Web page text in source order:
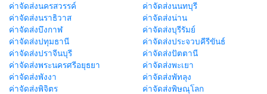
ค่าจัดส่งนครสวรรค์
ค่าจัดส่งนนทบุรี
ค่าจัดส่งนราธิวาส
ค่าจัดส่งน่าน
ค่าจัดส่งบึงกาฬ
ค่าจัดส่งบุรีรัมย์
ค่าจัดส่งปทุมธานี
ค่าจัดส่งประจวบคีรีขันธ์
ค่าจัดส่งปราจีนบุรี
ค่าจัดส่งปัตตานี
ค่าจัดส่งพระนครศรีอยุธยา
ค่าจัดส่งพะเยา
ค่าจัดส่งพังงา
ค่าจัดส่งพัทลุง
ค่าจัดส่งพิจิตร
ค่าจัดส่งพิษณุโลก